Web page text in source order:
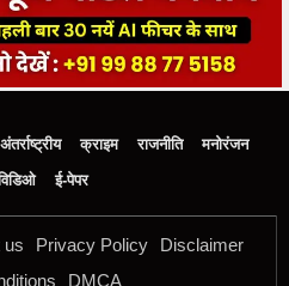
अंतर्राष्ट्रीय क्राइम राजनीति
मनोरंजन
ई-पेपर
us Privacy Policy
Disclaimer
DMCA